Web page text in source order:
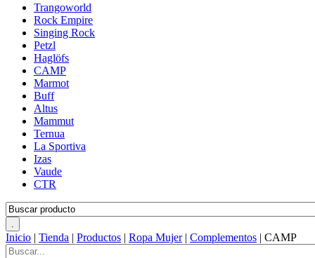
Trangoworld
Rock Empire
Singing Rock
Petzl
Haglöfs
CAMP
Marmot
Buff
Altus
Mammut
Ternua
La Sportiva
Izas
Vaude
CTR
Inicio | Tienda | Productos | Ropa Mujer| Complementos | CAMP